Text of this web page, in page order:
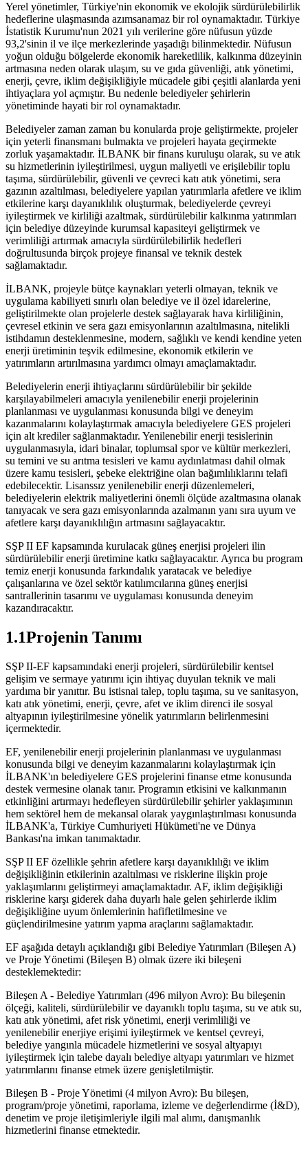
Yerel yönetimler, Türkiye'nin ekonomik ve ekolojik sürdürülebilirlik
hedeflerine ulaşmasında azımsanamaz bir rol oynamaktadır. Türkiye
İstatistik Kurumu'nun 2021 yılı verilerine göre nüfusun yüzde
93,2'sinin il ve ilçe merkezlerinde yaşadığı bilinmektedir. Nüfusun
yoğun olduğu bölgelerde ekonomik hareketlilik, kalkınma düzeyinin
artmasına neden olarak ulaşım, su ve gıda güvenliği, atık yönetimi,
enerji, çevre, iklim değişikliğiyle mücadele gibi çeşitli alanlarda yeni
ihtiyaçlara yol açmıştır. Bu nedenle belediyeler şehirlerin
yönetiminde hayati bir rol oynamaktadır.
Belediyeler zaman zaman bu konularda proje geliştirmekte, projeler
için yeterli finansmanı bulmakta ve projeleri hayata geçirmekte
zorluk yaşamaktadır. İLBANK bir finans kuruluşu olarak, su ve atık
su hizmetlerinin iyileştirilmesi, uygun maliyetli ve erişilebilir toplu
taşıma, sürdürülebilir, güvenli ve çevreci katı atık yönetimi, sera
gazının azaltılması, belediyelere yapılan yatırımlarla afetlere ve iklim
etkilerine karşı dayanıklılık oluşturmak, belediyelerde çevreyi
iyileştirmek ve kirliliği azaltmak, sürdürülebilir kalkınma yatırımları
için belediye düzeyinde kurumsal kapasiteyi geliştirmek ve
verimliliği artırmak amacıyla sürdürülebilirlik hedefleri
doğrultusunda birçok projeye finansal ve teknik destek
sağlamaktadır.
İLBANK, projeyle bütçe kaynakları yeterli olmayan, teknik ve
uygulama kabiliyeti sınırlı olan belediye ve il özel idarelerine,
geliştirilmekte olan projelerle destek sağlayarak hava kirliliğinin,
çevresel etkinin ve sera gazı emisyonlarının azaltılmasına, nitelikli
istihdamın desteklenmesine, modern, sağlıklı ve kendi kendine yeten
enerji üretiminin teşvik edilmesine, ekonomik etkilerin ve
yatırımların artırılmasına yardımcı olmayı amaçlamaktadır.
Belediyelerin enerji ihtiyaçlarını sürdürülebilir bir şekilde
karşılayabilmeleri amacıyla yenilenebilir enerji projelerinin
planlanması ve uygulanması konusunda bilgi ve deneyim
kazanmalarını kolaylaştırmak amacıyla belediyelere GES projeleri
için alt krediler sağlanmaktadır. Yenilenebilir enerji tesislerinin
uygulanmasıyla, idari binalar, toplumsal spor ve kültür merkezleri,
su temini ve su arıtma tesisleri ve kamu aydınlatması dahil olmak
üzere kamu tesisleri, şebeke elektriğine olan bağımlılıklarını telafi
edebilecektir. Lisanssız yenilenebilir enerji düzenlemeleri,
belediyelerin elektrik maliyetlerini önemli ölçüde azaltmasına olanak
tanıyacak ve sera gazı emisyonlarında azalmanın yanı sıra uyum ve
afetlere karşı dayanıklılığın artmasını sağlayacaktır.
SŞP II EF kapsamında kurulacak güneş enerjisi projeleri ilin
sürdürülebilir enerji üretimine katkı sağlayacaktır. Ayrıca bu program
temiz enerji konusunda farkındalık yaratacak ve belediye
çalışanlarına ve özel sektör katılımcılarına güneş enerjisi
santrallerinin tasarımı ve uygulaması konusunda deneyim
kazandıracaktır.
1.1Projenin Tanımı
SŞP II-EF kapsamındaki enerji projeleri, sürdürülebilir kentsel
gelişim ve sermaye yatırımı için ihtiyaç duyulan teknik ve mali
yardıma bir yanıttır. Bu istisnai talep, toplu taşıma, su ve sanitasyon,
katı atık yönetimi, enerji, çevre, afet ve iklim direnci ile sosyal
altyapının iyileştirilmesine yönelik yatırımların belirlenmesini
içermektedir.
EF, yenilenebilir enerji projelerinin planlanması ve uygulanması
konusunda bilgi ve deneyim kazanmalarını kolaylaştırmak için
İLBANK'ın belediyelere GES projelerini finanse etme konusunda
destek vermesine olanak tanır. Programın etkisini ve kalkınmanın
etkinliğini artırmayı hedefleyen sürdürülebilir şehirler yaklaşımının
hem sektörel hem de mekansal olarak yaygınlaştırılması konusunda
İLBANK'a, Türkiye Cumhuriyeti Hükümeti'ne ve Dünya
Bankası'na imkan tanımaktadır.
SŞP II EF özellikle şehrin afetlere karşı dayanıklılığı ve iklim
değişikliğinin etkilerinin azaltılması ve risklerine ilişkin proje
yaklaşımlarını geliştirmeyi amaçlamaktadır. AF, iklim değişikliği
risklerine karşı giderek daha duyarlı hale gelen şehirlerde iklim
değişikliğine uyum önlemlerinin hafifletilmesine ve
güçlendirilmesine yatırım yapma araçlarını sağlamaktadır.
EF aşağıda detaylı açıklandığı gibi Belediye Yatırımları (Bileşen A)
ve Proje Yönetimi (Bileşen B) olmak üzere iki bileşeni
desteklemektedir:
Bileşen A - Belediye Yatırımları (496 milyon Avro): Bu bileşenin
ölçeği, kaliteli, sürdürülebilir ve dayanıklı toplu taşıma, su ve atık su,
katı atık yönetimi, afet risk yönetimi, enerji verimliliği ve
yenilenebilir enerjiye erişimi iyileştirmek ve kentsel çevreyi,
belediye yangınla mücadele hizmetlerini ve sosyal altyapıyı
iyileştirmek için talebe dayalı belediye altyapı yatırımları ve hizmet
yatırımlarını finanse etmek üzere genişletilmiştir.
Bileşen B - Proje Yönetimi (4 milyon Avro): Bu bileşen,
program/proje yönetimi, raporlama, izleme ve değerlendirme (İ&D),
denetim ve proje iletişimleriyle ilgili mal alımı, danışmanlık
hizmetlerini finanse etmektedir.